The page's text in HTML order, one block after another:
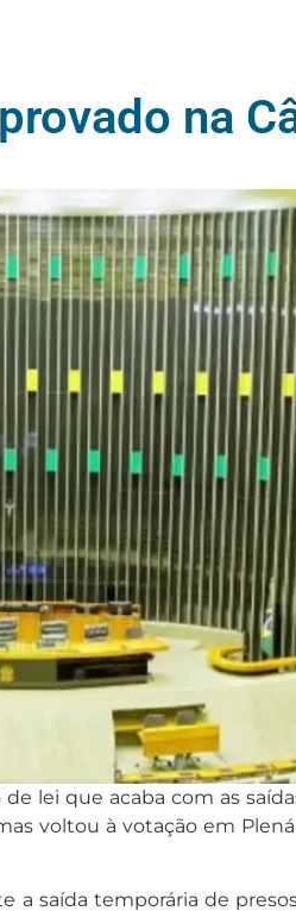
na
lei que acaba com as
voltou à votação em
saída temporária de